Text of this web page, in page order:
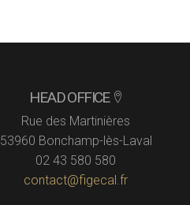
HEAD OFFICE
Rue des Martinières
53960 Bonchamp-lès-Laval
02 43 580 580
contact@figecal.fr